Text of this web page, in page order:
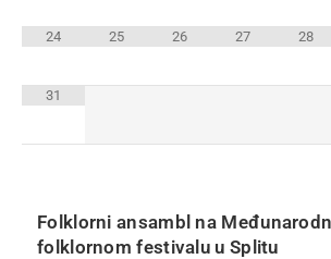
24 25 26 27 28
31
Folklorni ansambl na
folklornom festivalu u Splitu